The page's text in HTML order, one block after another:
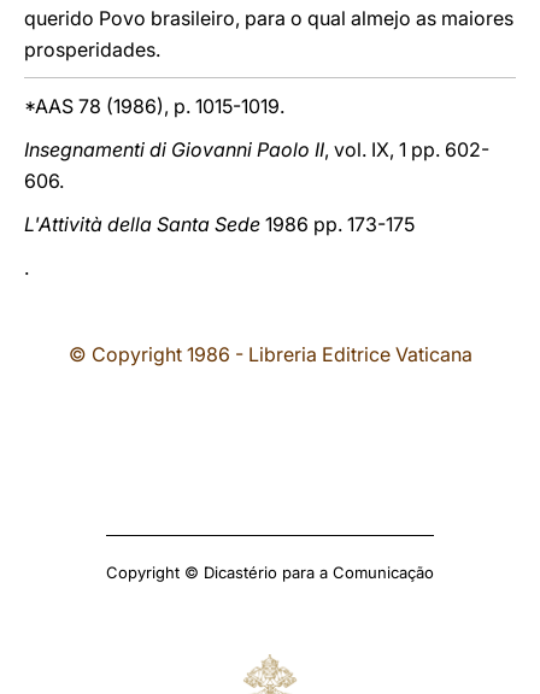
querido Povo brasileiro, para o qual almejo as maiores
prosperidades.
*AAS 78 (1986), p. 1015-1019.
Insegnamenti di Giovanni Paolo II, vol. IX, 1 pp. 602-
606.
L'Attività della Santa Sede 1986 pp. 173-175
.
© Copyright 1986 - Libreria Editrice Vaticana
Copyright © Dicastério para a Comunicação